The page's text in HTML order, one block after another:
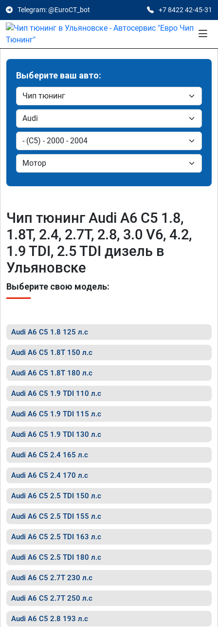
Telegram: @EuroCT_bot +7 8422 42-45-31
Выберите ваш авто:
Чип тюнинг Audi A6 C5 1.8,
1.8T, 2.4, 2.7T, 2.8, 3.0 V6, 4.2,
1.9 TDI, 2.5 TDI дизель в
Ульяновске
Выберите свою модель:
Audi A6 C5 1.8 125 л.с
Audi A6 C5 1.8T 150 л.с
Audi A6 C5 1.8T 180 л.с
Audi A6 C5 1.9 TDI 110 л.с
Audi A6 C5 1.9 TDI 115 л.с
Audi A6 C5 1.9 TDI 130 л.с
Audi A6 C5 2.4 165 л.с
Audi A6 C5 2.4 170 л.с
Audi A6 C5 2.5 TDI 150 л.с
Audi A6 C5 2.5 TDI 155 л.с
Audi A6 C5 2.5 TDI 163 л.с
Audi A6 C5 2.5 TDI 180 л.с
Audi A6 C5 2.7T 230 л.с
Audi A6 C5 2.7T 250 л.с
Audi A6 C5 2.8 193 л.с